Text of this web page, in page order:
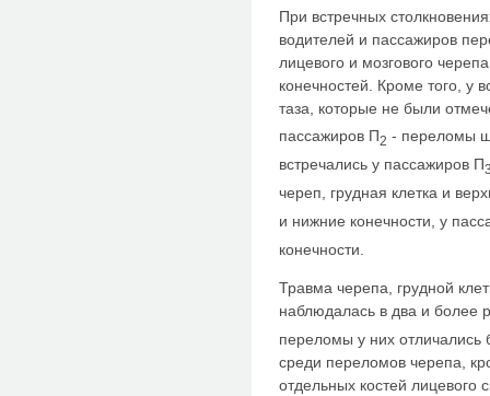
При встречных
водителей и пассажиров
лицевого и мозгового
конечностей. Кроме того, у
таза, которые не были
пассажиров П2 - переломы
встречались у пассажиров П
череп, грудная клетка и
и нижние конечности, у
конечности.
Травма черепа, грудной
наблюдалась в два и более
переломы у них отличались
среди переломов черепа,
отдельных костей лицевого